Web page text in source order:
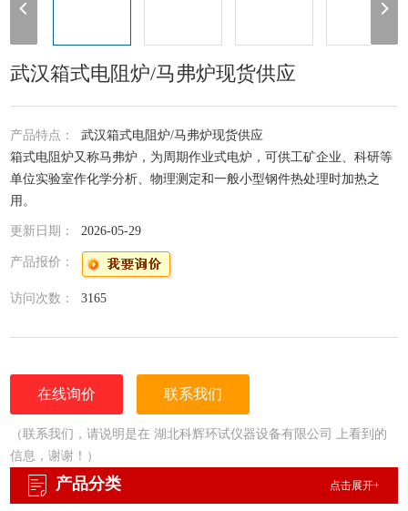
武汉箱式电阻炉/马弗炉现货供应
产品特点：武汉箱式电阻炉/马弗炉现货供应
箱式电阻炉又称马弗炉，为周期作业式电炉，可供工矿企业、科研等
单位实验室作化学分析、物理测定和一般小型钢件热处理时加热之
用。
更新日期：2026-05-29
产品报价：
访问次数：3165
在线询价 联系我们
（联系我们，请说明是在 湖北科辉环试仪器设备有限公司 上看到的
信息，谢谢！）
产品分类 点击展开+